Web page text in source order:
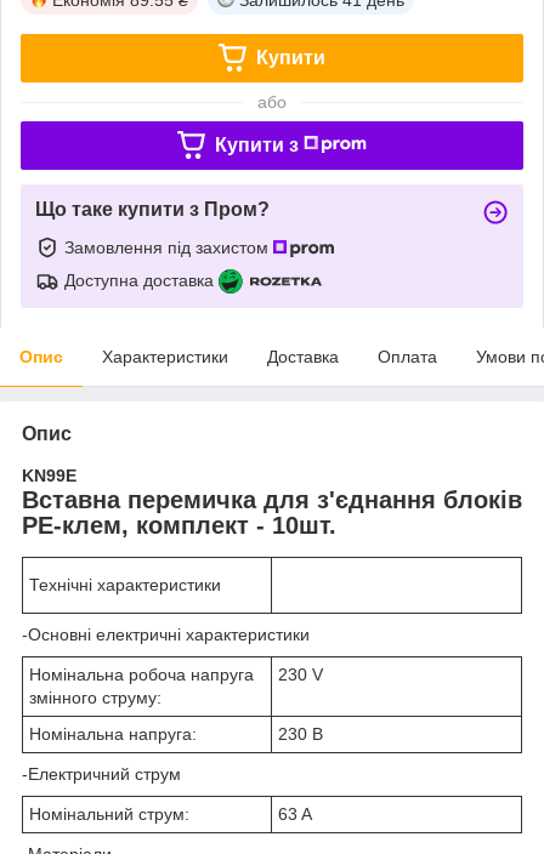
Купити
або
Купити з
Що таке купити з Пром?
Замовлення під захистом
Доступна доставка
Опис Характеристики Доставка Оплата Умови
Опис
KN99E
Вставна перемичка для з'єднання блоків
PE-клем, комплект - 10шт.
Технічні характеристики
-Основні електричні характеристики
Номінальна робоча напруга
змінного струму:
230 V
Номінальна напруга: 230 В
-Електричний струм
Номінальний струм: 63 A